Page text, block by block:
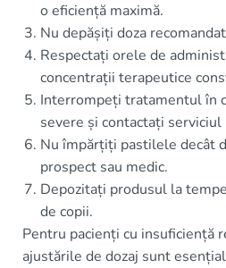
o eficiență maximă.
Nu depășiți doza
Respectați orele de
concentrații terapeutice
Interrompeți tratamentul în
severe și contactați serviciul
Nu împărțiți pastilele decât
prospect sau medic.
Depozitați produsul la
de copii.
Pentru pacienți cu insuficiență
ajustările de dozaj sunt